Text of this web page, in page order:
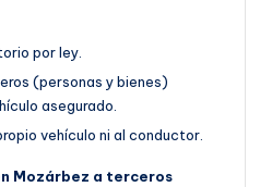
por ley.
(personas y bienes)
asegurado.
vehículo ni al conductor.
Mozárbez a terceros